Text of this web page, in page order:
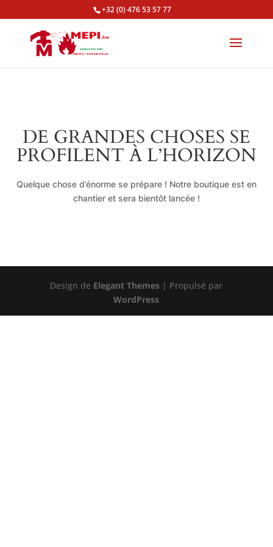
+32 (0) 476 53 57 77
DE GRANDES CHOSES SE
PROFILENT À L’HORIZON
Quelque chose d’énorme se prépare ! Notre boutique est en
chantier et sera bientôt lancée !
Design de Elegant Themes | Propulsé par
WordPress